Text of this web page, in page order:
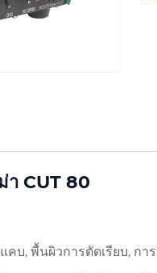
า CUT 80
คบ, พื้นผิวการตัดเรียบ, กา